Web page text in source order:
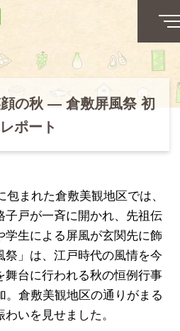
の秋 ― 倉敷屏風祭 初
ポート
まれた倉敷美観地区では、
子戸が一斉に開かれ、先祖伝
学生による屏風が玄関先に飾
祭」は、江戸時代の風情を今
舞台に行われる秋の恒例行事
。倉敷美観地区の通りがまる
いを見せました。